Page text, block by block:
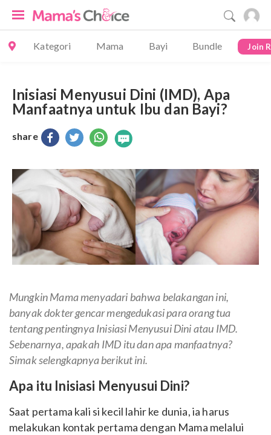
Kategori Mama Bayi Bundle Join
Inisiasi Menyusui Dini (IMD), Apa
Manfaatnya untuk Ibu dan Bayi?
share
Mungkin Mama menyadari bahwa belakangan ini,
banyak dokter gencar mengedukasi para orang tua
tentang pentingnya Inisiasi Menyusui Dini atau IMD.
Sebenarnya, apakah IMD itu dan apa manfaatnya?
Simak selengkapnya berikut ini.
Apa itu Inisiasi Menyusui Dini?
Saat pertama kali si kecil lahir ke dunia, ia harus
melakukan kontak pertama dengan Mama melalui